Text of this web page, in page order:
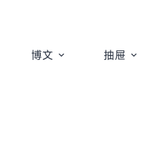
博文 抽屉